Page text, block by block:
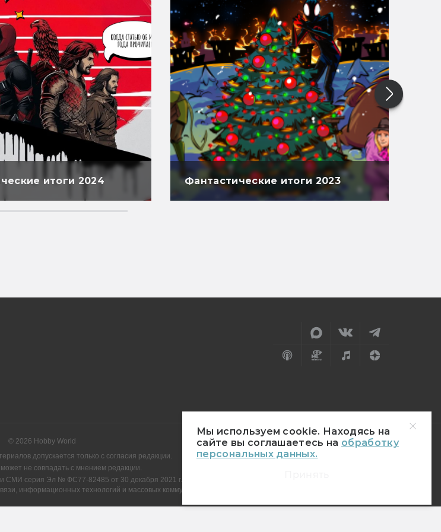
Мы используем cookie. Находясь на
сайте вы соглашаетесь на обработку
персональных данных.
итоги 2024 Фантастические итоги 2023
© 2026 Hobby World
допускается только с согласия редакции.
не совпадать с мнением редакции.
СМИ серия Эл № ФС77-82485 от 30 декабря 2021 г.
информационных технологий и массовых коммуникаций (Роскомнадзор)